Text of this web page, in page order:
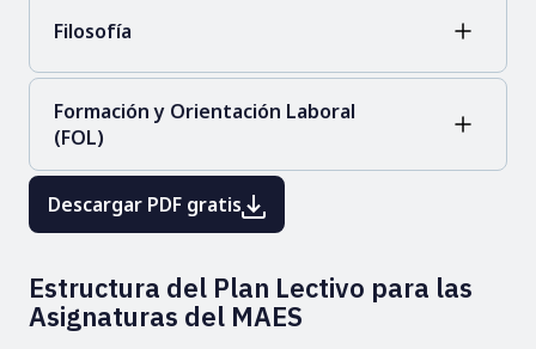
Filosofía
Formación y Orientación Laboral
(FOL)
Descargar PDF gratis
Estructura del Plan Lectivo para las
Asignaturas del MAES